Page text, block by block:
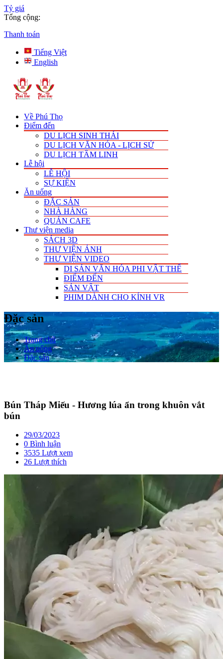
Tỷ giá
Tổng cộng:
Thanh toán
Tiếng Việt
English
Về Phú Thọ
Điểm đến
DU LỊCH SINH THÁI
DU LỊCH VĂN HÓA - LỊCH SỬ
DU LỊCH TÂM LINH
Lễ hội
LỄ HỘI
SỰ KIỆN
Ăn uống
ĐẶC SẢN
NHÀ HÀNG
QUÁN CAFE
Thư viện media
SÁCH 3D
THƯ VIỆN ẢNH
THƯ VIỆN VIDEO
DI SẢN VĂN HÓA PHI VẬT THỂ
ĐIỂM ĐẾN
SẢN VẬT
PHIM DÀNH CHO KÍNH VR
Đặc sản
Trang chủ
Ăn uống
Đặc sản
Bún Tháp Miếu - Hương lúa ẩn trong khuôn vắt
bún
29/03/2023
0 Bình luận
3535 Lượt xem
26 Lượt thích